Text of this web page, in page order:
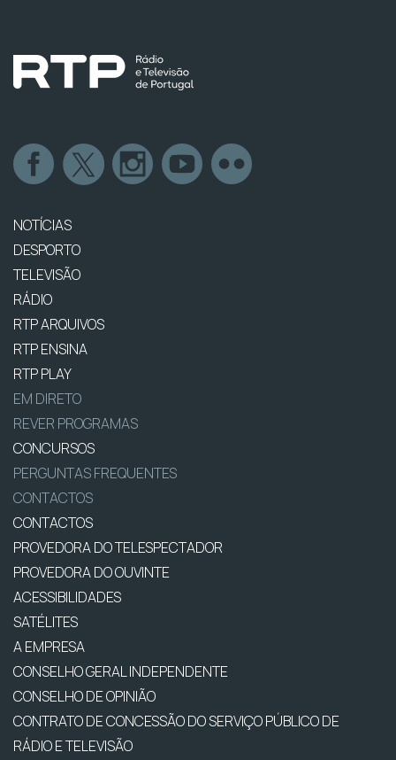
NOTÍCIAS
DESPORTO
TELEVISÃO
RÁDIO
RTP ARQUIVOS
RTP ENSINA
RTP PLAY
EM DIRETO
REVER PROGRAMAS
CONCURSOS
PERGUNTAS FREQUENTES
CONTACTOS
CONTACTOS
PROVEDORA DO TELESPECTADOR
PROVEDORA DO OUVINTE
ACESSIBILIDADES
SATÉLITES
A EMPRESA
CONSELHO GERAL INDEPENDENTE
CONSELHO DE OPINIÃO
CONTRATO DE CONCESSÃO DO SERVIÇO PÚBLICO DE
RÁDIO E TELEVISÃO